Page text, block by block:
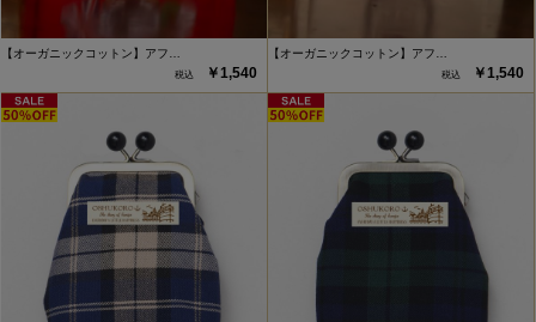
【オーガニックコットン】アフ…
￥1,540
【オーガニックコットン】アフ…
￥1,540